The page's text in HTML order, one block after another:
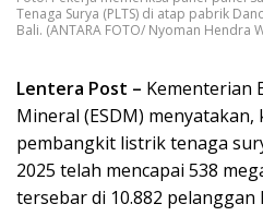
Tenaga Surya (PLTS) di atap pabrik
Bali. (ANTARA FOTO/ Nyoman Hendra
Lentera Post – Kementerian
Mineral (ESDM)
pembangkit listrik tenaga
2025 telah mencapai 538
tersebar di 10.882 pelanggan